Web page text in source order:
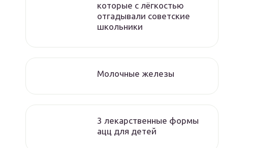
которые с лёгкостью
отгадывали советские
школьники
Молочные железы
3 лекарственные формы
ацц для детей